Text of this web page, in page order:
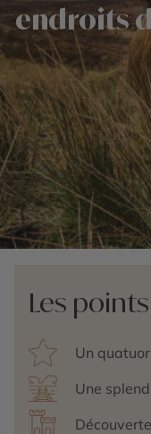
endroits
Les
Un
Une